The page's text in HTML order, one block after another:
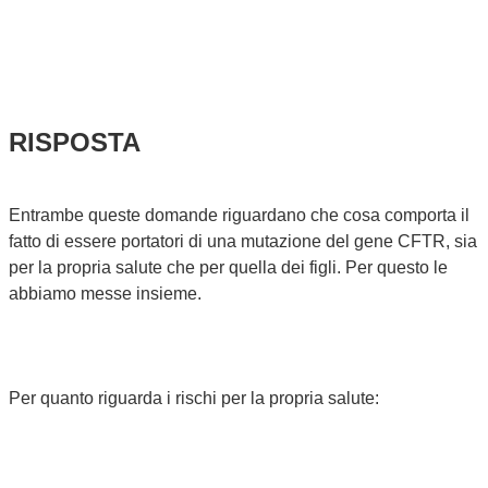
RISPOSTA
Entrambe queste domande riguardano che cosa comporta il
fatto di essere portatori di una mutazione del gene CFTR, sia
per la propria salute che per quella dei figli. Per questo le
abbiamo messe insieme.
Per quanto riguarda i rischi per la propria salute: